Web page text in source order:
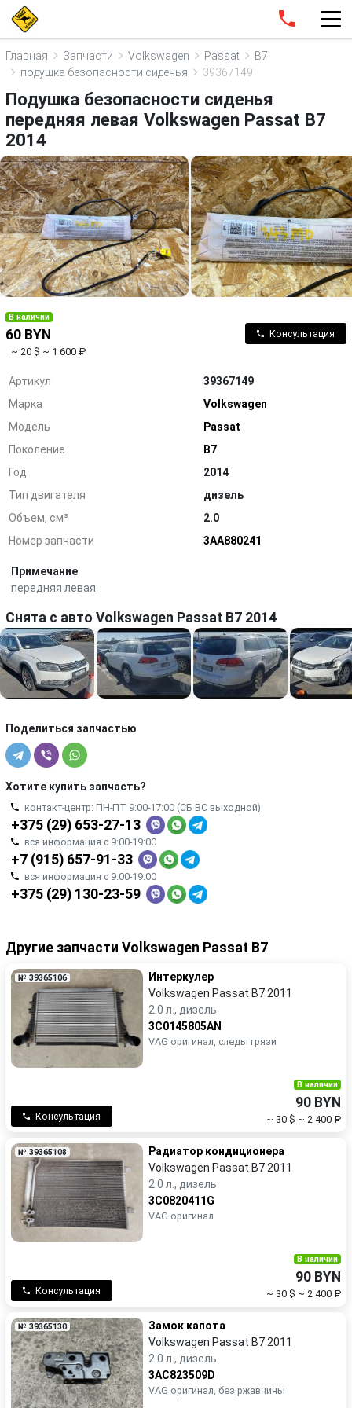
Главная Запчасти Volkswagen Passat
B7
подушка безопасности сиденья
39367149
Подушка безопасности сиденья
передняя левая Volkswagen Passat B7
2014
В наличии
60 BYN
~ 20 $ ~ 1 600 ₽
Консультация
Артикул
39367149
Марка
Volkswagen
Модель
Passat
Поколение
B7
Год
2014
Тип двигателя
дизель
Объем, см³
2.0
Номер запчасти
3AA880241
Примечание
передняя левая
Снята с авто Volkswagen Passat B7 2014
Поделиться запчастью
Хотите купить запчасть?
контакт-центр: ПН-ПТ 9:00-17:00 (СБ ВС выходной)
+375 (29) 653-27-13
вся информация с 9:00-19:00
+7 (915) 657-91-33
вся информация с 9:00-19:00
+375 (29) 130-23-59
Другие запчасти Volkswagen Passat B7
№ 39365106
Интеркулер
Volkswagen Passat B7 2011
2.0 л., дизель
3C0145805AN
VAG оригинал, следы грязи
Консультация
В наличии
90 BYN
~ 30 $ ~ 2 400 ₽
№ 39365108
Радиатор кондиционера
Volkswagen Passat B7 2011
2.0 л., дизель
3C0820411G
VAG оригинал
Консультация
В наличии
90 BYN
~ 30 $ ~ 2 400 ₽
№ 39365130
Замок капота
Volkswagen Passat B7 2011
2.0 л., дизель
3AC823509D
VAG оригинал, без ржавчины